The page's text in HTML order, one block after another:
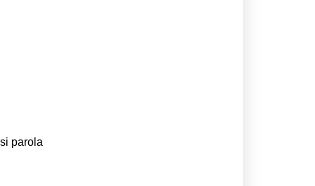
parola